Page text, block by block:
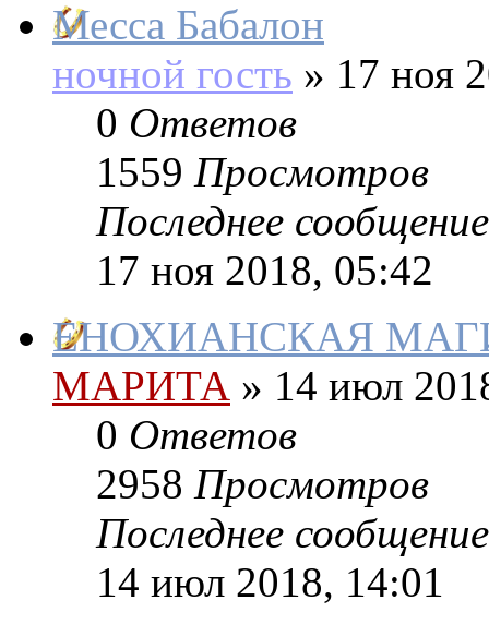
Месса Бабалон
ночной гость » 17 ноя
0 Ответов
1559 Просмотров
Последнее сообщение
17 ноя 2018, 05:42
ЕНОХИАНСКАЯ
МАРИТА » 14 июл
0 Ответов
2958 Просмотров
Последнее сообщение
14 июл 2018, 14:01